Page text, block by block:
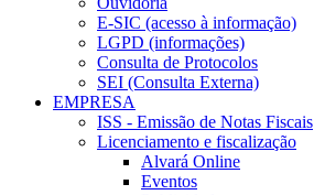
E-SIC (acesso à informação)
LGPD (informações)
Consulta de Protocolos
SEI (Consulta Externa)
EMPRESA
ISS - Emissão de Notas Fiscais
Licenciamento e fiscalização
Alvará Online
Eventos